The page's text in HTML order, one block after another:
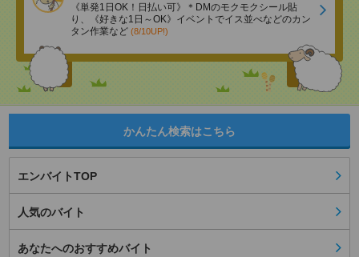
《単発1日OK！日払い可》＊DMのモクモクシール貼
り、《好きな1日～OK》イベントでイス並べなどのカン
タン作業など (8/10UP!)
かんたん検索はこちら
エンバイトTOP
人気のバイト
あなたへのおすすめバイト